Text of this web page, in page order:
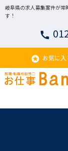
岐阜県の求人募集案件が
す！
call
stars お気に